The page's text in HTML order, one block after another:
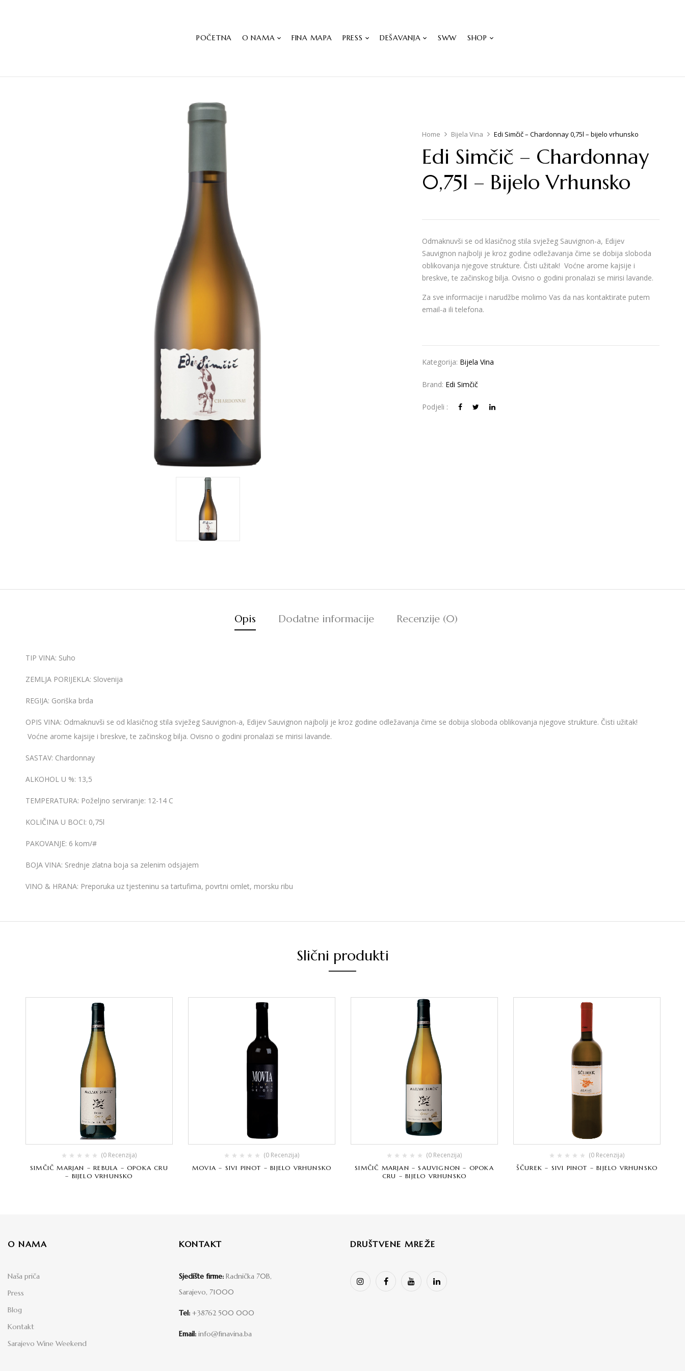
POČETNA O NAMA FINA MAPA PRESS DEŠAVANJA SWW SHOP
Home Bijela Vina Edi Simčič – Chardonnay 0,75l – bijelo vrhunsko
Edi Simčič – Chardonnay
0,75l – Bijelo Vrhunsko
Odmaknuvši se od klasičnog stila svježeg Sauvignon-a, Edijev
Sauvignon najbolji je kroz godine odležavanja čime se dobija sloboda
oblikovanja njegove strukture. Čisti užitak! Voćne arome kajsije i
breskve, te začinskog bilja. Ovisno o godini pronalazi se mirisi lavande.
Za sve informacije i narudžbe molimo Vas da nas kontaktirate putem
email-a ili telefona.
Kategorija: Bijela Vina
Brand: Edi Simčič
Podjeli :
Opis Dodatne informacije Recenzije (0)
TIP VINA: Suho
ZEMLJA PORIJEKLA: Slovenija
REGIJA: Goriška brda
OPIS VINA: Odmaknuvši se od klasičnog stila svježeg Sauvignon-a, Edijev Sauvignon najbolji je kroz godine odležavanja čime se dobija sloboda oblikovanja njegove strukture. Čisti užitak!
Voćne arome kajsije i breskve, te začinskog bilja. Ovisno o godini pronalazi se mirisi lavande.
SASTAV: Chardonnay
ALKOHOL U %: 13,5
TEMPERATURA: Poželjno serviranje: 12-14 C
KOLIČINA U BOCI: 0,75l
PAKOVANJE: 6 kom/#
BOJA VINA: Srednje zlatna boja sa zelenim odsjajem
VINO & HRANA: Preporuka uz tjesteninu sa tartufima, povrtni omlet, morsku ribu
Slični produkti
(0 Recenzija)
SIMČIČ MARJAN – REBULA – OPOKA CRU
– BIJELO VRHUNSKO
(0 Recenzija)
MOVIA – SIVI PINOT – BIJELO VRHUNSKO
(0 Recenzija)
SIMČIČ MARJAN – SAUVIGNON – OPOKA
CRU – BIJELO VRHUNSKO
(0 Recenzija)
ŠČUREK – SIVI PINOT – BIJELO VRHUNSKO
O NAMA
Naša priča
Press
Blog
Kontakt
Sarajevo Wine Weekend
KONTAKT
Sjedište firme: Radnička 70B,
Sarajevo, 71000
Tel: +38762 500 000
Email: info@finavina.ba
DRUŠTVENE MREŽE